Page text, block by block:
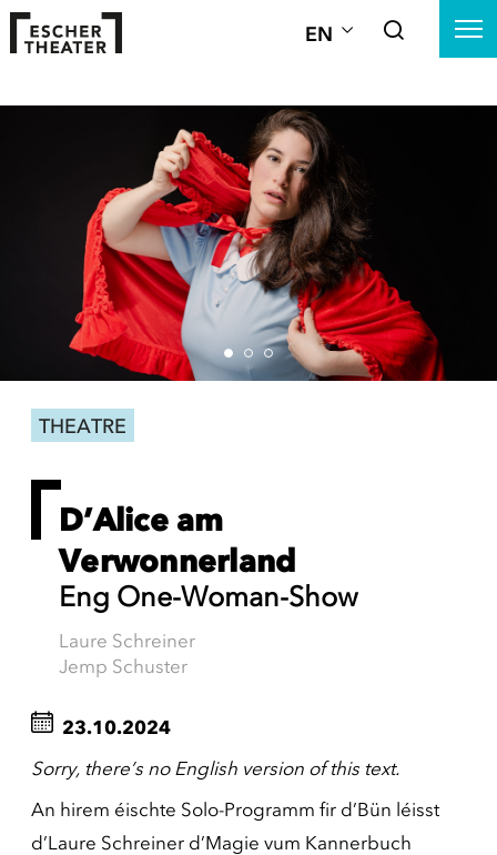
EN
THEATRE
D’Alice am
Verwonnerland
Eng One-Woman-Show
Laure Schreiner
Jemp Schuster
23.10.2024
Sorry, there’s no English version of this text.
An hirem éischte Solo-Programm fir d’Bün léisst
d’Laure Schreiner d’Magie vum Kannerbuch